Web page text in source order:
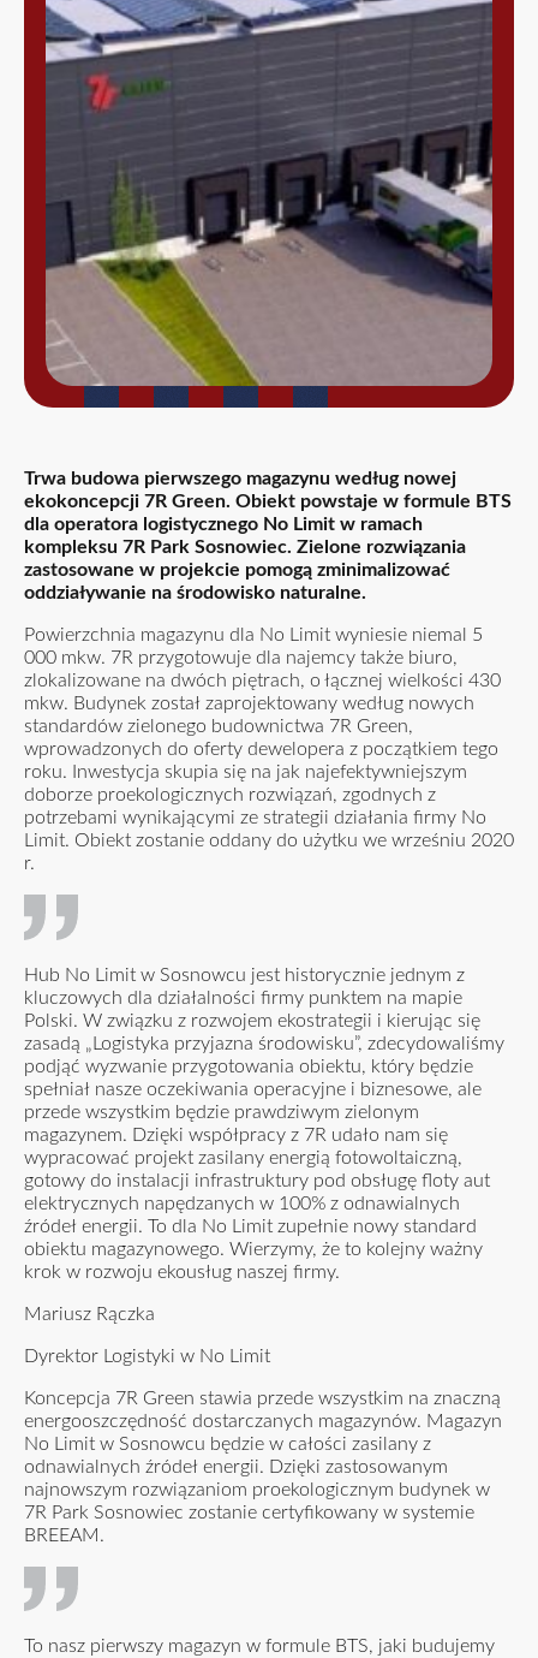
Trwa budowa pierwszego magazynu według nowej
ekokoncepcji 7R Green. Obiekt powstaje w formule BTS
dla operatora logistycznego No Limit w ramach
kompleksu 7R Park Sosnowiec. Zielone rozwiązania
zastosowane w projekcie pomogą zminimalizować
oddziaływanie na środowisko naturalne.
Powierzchnia magazynu dla No Limit wyniesie niemal 5
000 mkw. 7R przygotowuje dla najemcy także biuro,
zlokalizowane na dwóch piętrach, o łącznej wielkości 430
mkw. Budynek został zaprojektowany według nowych
standardów zielonego budownictwa 7R Green,
wprowadzonych do oferty dewelopera z początkiem tego
roku. Inwestycja skupia się na jak najefektywniejszym
doborze proekologicznych rozwiązań, zgodnych z
potrzebami wynikającymi ze strategii działania firmy No
Limit. Obiekt zostanie oddany do użytku we wrześniu 2020
r.
Hub No Limit w Sosnowcu jest historycznie jednym z
kluczowych dla działalności firmy punktem na mapie
Polski. W związku z rozwojem ekostrategii i kierując się
zasadą „Logistyka przyjazna środowisku”, zdecydowaliśmy
podjąć wyzwanie przygotowania obiektu, który będzie
spełniał nasze oczekiwania operacyjne i biznesowe, ale
przede wszystkim będzie prawdziwym zielonym
magazynem. Dzięki współpracy z 7R udało nam się
wypracować projekt zasilany energią fotowoltaiczną,
gotowy do instalacji infrastruktury pod obsługę floty aut
elektrycznych napędzanych w 100% z odnawialnych
źródeł energii. To dla No Limit zupełnie nowy standard
obiektu magazynowego. Wierzymy, że to kolejny ważny
krok w rozwoju ekousług naszej firmy.
Mariusz Rączka
Dyrektor Logistyki w No Limit
Koncepcja 7R Green stawia przede wszystkim na znaczną
energooszczędność dostarczanych magazynów. Magazyn
No Limit w Sosnowcu będzie w całości zasilany z
odnawialnych źródeł energii. Dzięki zastosowanym
najnowszym rozwiązaniom proekologicznym budynek w
7R Park Sosnowiec zostanie certyfikowany w systemie
BREEAM.
To nasz pierwszy magazyn w formule BTS, jaki budujemy